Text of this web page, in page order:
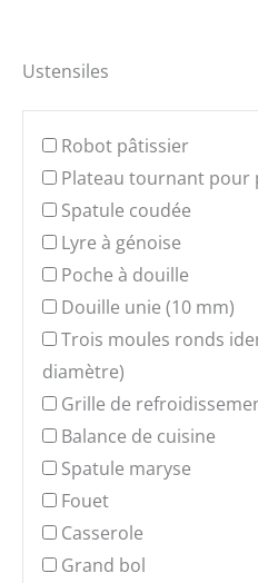
Ustensiles
Robot pâtissier
Plateau tournant pour
Spatule coudée
Lyre à génoise
Poche à douille
Douille unie (10 mm)
Trois moules ronds
diamètre)
Grille de
Balance de cuisine
Spatule maryse
Fouet
Casserole
Grand bol